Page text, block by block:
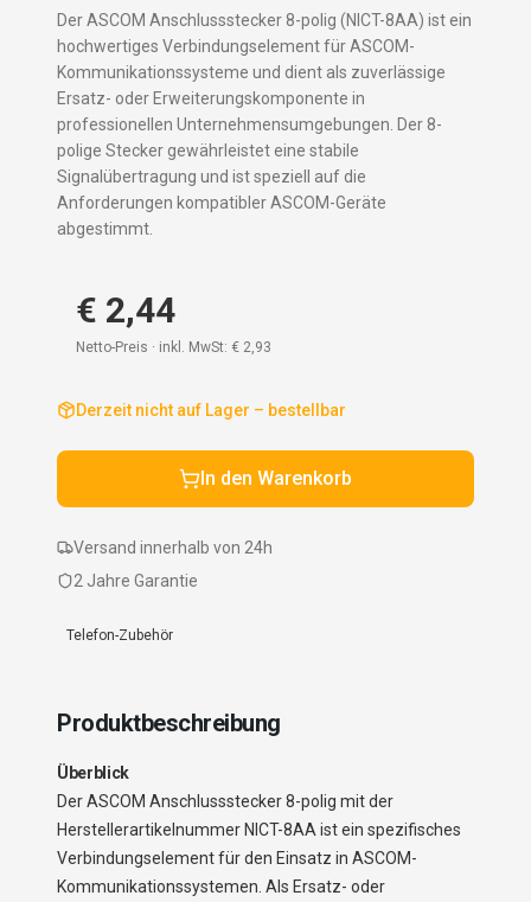
Der ASCOM Anschlussstecker 8-polig (NICT-8AA) ist ein
hochwertiges Verbindungselement für ASCOM-
Kommunikationssysteme und dient als zuverlässige
Ersatz- oder Erweiterungskomponente in
professionellen Unternehmensumgebungen. Der 8-
polige Stecker gewährleistet eine stabile
Signalübertragung und ist speziell auf die
Anforderungen kompatibler ASCOM-Geräte
abgestimmt.
€ 2,44
Netto-Preis · inkl. MwSt: € 2,93
Derzeit nicht auf Lager – bestellbar
In den Warenkorb
Versand innerhalb von 24h
2 Jahre Garantie
Telefon-Zubehör
Produktbeschreibung
Überblick
Der ASCOM Anschlussstecker 8-polig mit der
Herstellerartikelnummer NICT-8AA ist ein spezifisches
Verbindungselement für den Einsatz in ASCOM-
Kommunikationssystemen. Als Ersatz- oder